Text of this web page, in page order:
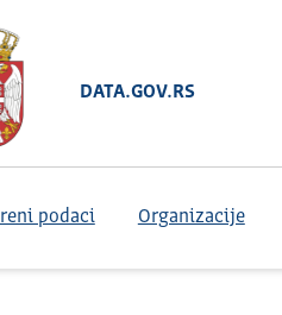
DATA.GOV.RS
podaci Organizacije